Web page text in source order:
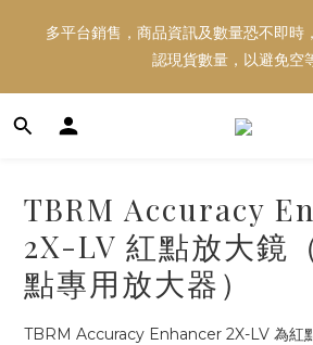
多平台銷售，商品資訊及數量恐不即時
認現貨數量，以避免空
多平台銷售，商品資訊及數量恐不即時
認現貨數量，以避免空
好東西跟好朋友分享～推薦好友一同享
多平台銷售，商品資訊及數量恐不即時
認現貨數量，以避免空
TBRM Accuracy
2X-LV 紅點放大鏡
點專用放大器）
TBRM Accuracy Enhancer 2X-LV 為紅